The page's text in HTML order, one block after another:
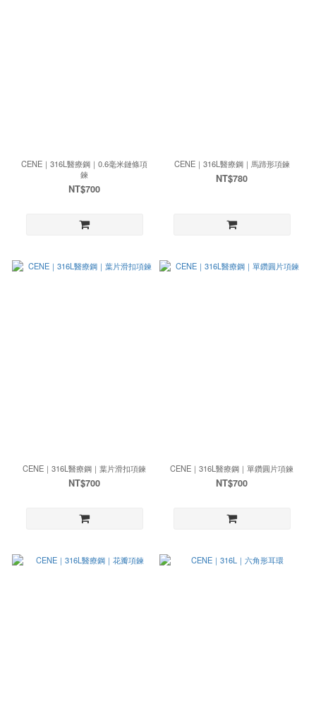
CENE｜316L醫療鋼｜0.6毫米鏈條項
鍊
NT$700
CENE｜316L醫療鋼｜馬蹄形項鍊
NT$780
CENE｜316L醫療鋼｜葉片滑扣項鍊
NT$700
CENE｜316L醫療鋼｜單鑽圓片項鍊
NT$700